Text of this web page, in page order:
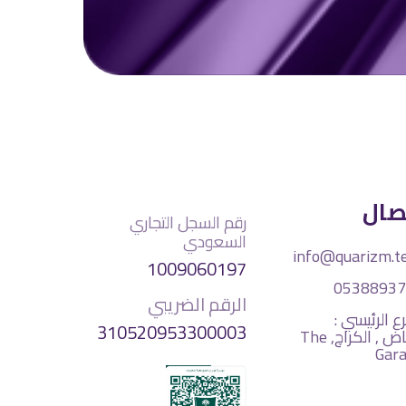
الرئيسي :
الرياض , الكراچ, The
رقم السجل التجاري
السعودي
1009060197
الرقم الضريبي
310520953300003